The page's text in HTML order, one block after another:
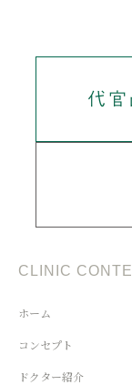
CLINIC
ホーム
コンセプト
ドクター紹介